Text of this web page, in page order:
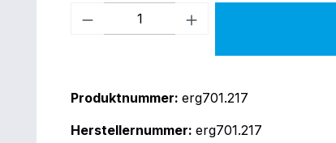
Produkt Anzahl: Gib den
Produktnummer: erg701.217
Herstellernummer: erg701.217